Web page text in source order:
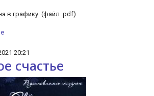
в графику (файл .pdf)
20:21
счастье